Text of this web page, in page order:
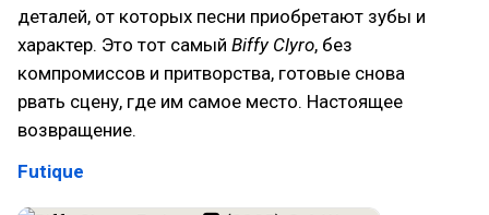
деталей, от которых песни приобретают зубы и
характер. Это тот самый Biffy Clyro, без
компромиссов и притворства, готовые снова
рвать сцену, где им самое место. Настоящее
возвращение.
Futique